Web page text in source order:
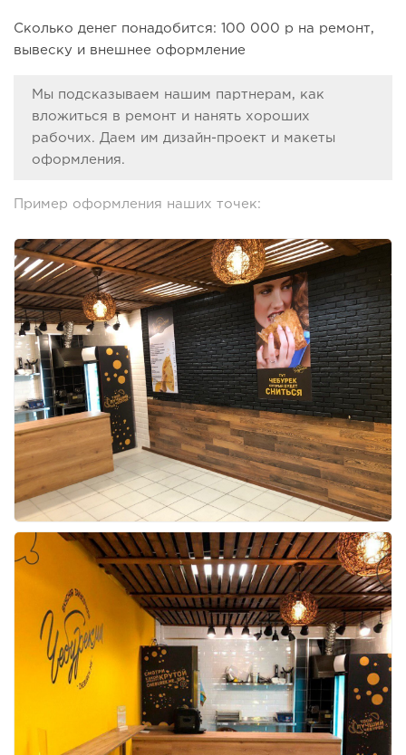
Сколько денег понадобится: 100 000 р на ремонт,
вывеску и внешнее оформление
Мы подсказываем нашим партнерам, как
вложиться в ремонт и нанять хороших
рабочих. Даем им дизайн-проект и макеты
оформления.
Пример оформления наших точек: